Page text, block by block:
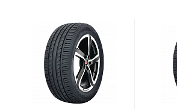
auton dynaamisia ominaisuuksia.
jarrutusmatka lyhenee. Jos ajat
käytät usein moottoriteitä, sinun kannattaa
renkaat. Jos sinulla on vaikka pieni automalli
kaupungissa, valitse kapeampi renkaan
ehdottomasti auton teknisiin papereihin,
suosittelee renkaan kokoluokkia.